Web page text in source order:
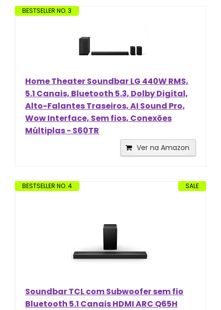
BESTSELLER NO. 3
Home Theater Soundbar LG 440W RMS,
5.1 Canais, Bluetooth 5.3, Dolby Digital,
Alto-Falantes Traseiros, AI Sound Pro,
Wow Interface, Sem fios, Conexões
Múltiplas - S60TR
Ver na Amazon
SALE
BESTSELLER NO. 4
Soundbar TCL com Subwoofer sem fio
Bluetooth 5.1 Canais HDMI ARC Q65H